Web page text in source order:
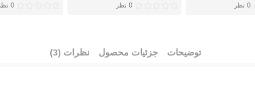
0 نظر 0 نظر 0 نظر
توضیحات جزئیات محصول نظرات (3)